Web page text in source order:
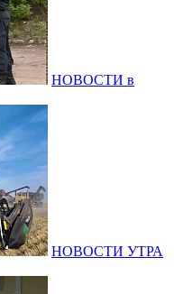
НОВОСТИ в
НОВОСТИ УТРА